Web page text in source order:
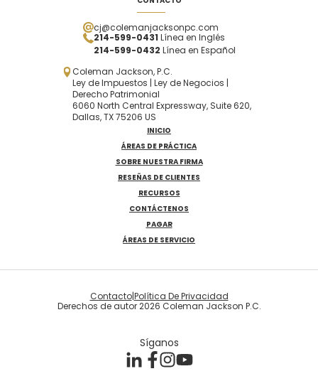
cj@colemanjacksonpc.com
214-599-0431 Línea en Inglés
214-599-0432 Línea en Español
Coleman Jackson, P.C.
Ley de Impuestos | Ley de Negocios |
Derecho Patrimonial
6060 North Central Expressway, Suite 620,
Dallas, TX 75206 US
INICIO
ÁREAS DE PRÁCTICA
SOBRE NUESTRA FIRMA
RESEÑAS DE CLIENTES
RECURSOS
CONTÁCTENOS
PAGAR
ÁREAS DE SERVICIO
Derechos de autor 2026 Coleman Jackson P.C.
Contacto|Política De Privacidad
Síganos